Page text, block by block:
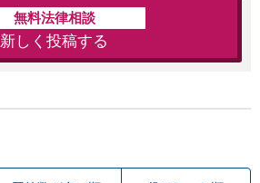
無料法律相談
新しく投稿する